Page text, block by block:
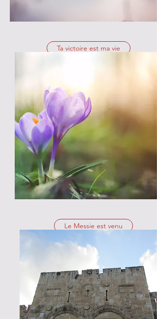
Ta victoire est ma vie
Le Messie est venu